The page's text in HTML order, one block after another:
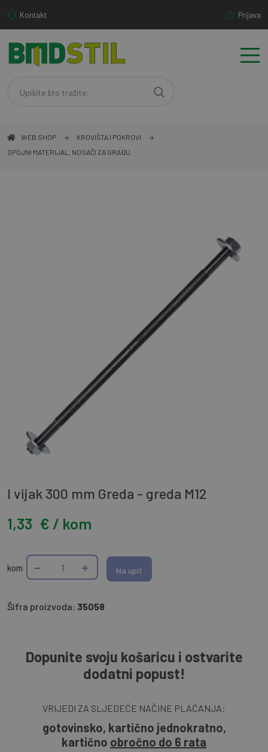
Kontakt Prijava
WEB SHOP
KROVIŠTA I POKROVI
SPOJNI MATERIJAL, NOSAČI ZA GRAĐU
I vijak 300 mm Greda - greda M12
1,33 € / kom
kom Na upit
Šifra proizvoda: 35058
Dopunite svoju košaricu i ostvarite
dodatni popust!
VRIJEDI ZA SLJEDEĆE NAČINE PLAĆANJA:
gotovinsko, kartično jednokratno,
kartično obročno do 6 rata